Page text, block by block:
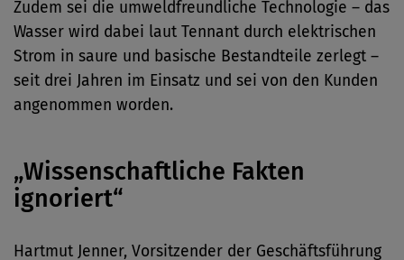
Zudem sei die umweldfreundliche Technologie – das
Wasser wird dabei laut Tennant durch elektrischen
Strom in saure und basische Bestandteile zerlegt –
seit drei Jahren im Einsatz und sei von den Kunden
angenommen worden.
„Wissenschaftliche Fakten
ignoriert“
Hartmut Jenner, Vorsitzender der Geschäftsführung